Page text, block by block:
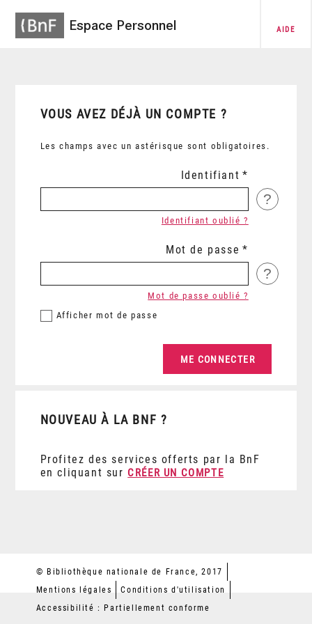
Espace Personnel AIDE
VOUS AVEZ DÉJÀ UN COMPTE ?
Les champs avec un astérisque sont obligatoires.
Identifiant
?
Identifiant oublié ?
Mot de passe
?
Afficher mot de passe
Mot de passe oublié ?
NOUVEAU À LA BNF ?
Profitez des services offerts par la BnF
en cliquant sur CRÉER UN COMPTE
© Bibliothèque nationale de France, 2017
Mentions légales
Conditions d'utilisation
Accessibilité : Partiellement conforme